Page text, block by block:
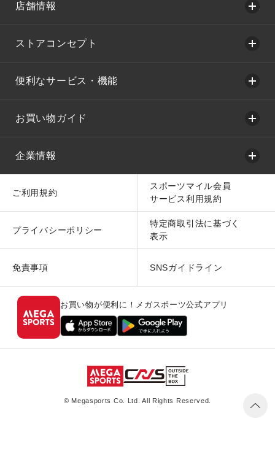
店舗情報
ストアコンセプト
便利なサービス・機能
お買い物ガイド
企業情報
ご利用規約
スポーツマイル会員
サービス利用規約
プライバシーポリシー
特定商取引法に基づく
表示
免責事項 SNSガイドライン
お買い物が便利に！メガスポーツ公式アプリ
© Megasports Co. Ltd. All Rights Reserved.